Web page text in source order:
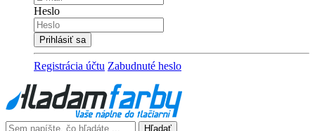
Heslo
Registrácia účtu Zabudnuté heslo
Hľadať